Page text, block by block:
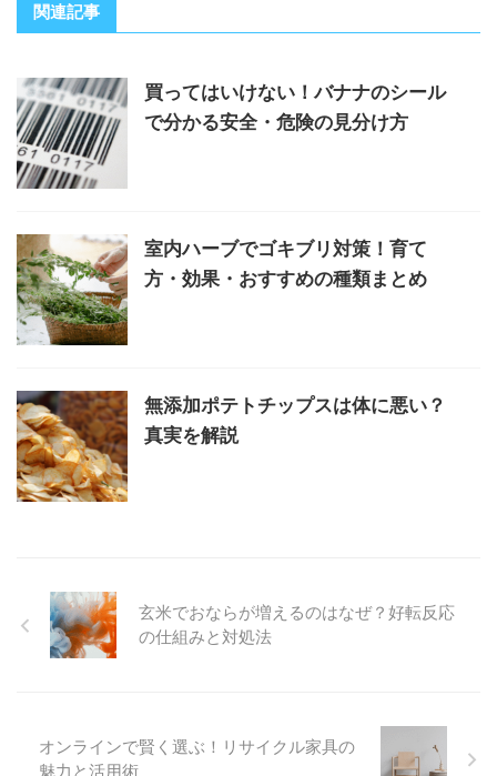
関連記事
買ってはいけない！バナナのシール
で分かる安全・危険の見分け方
室内ハーブでゴキブリ対策！育て
方・効果・おすすめの種類まとめ
無添加ポテトチップスは体に悪い？
真実を解説
玄米でおならが増えるのはなぜ？好転反応
の仕組みと対処法
オンラインで賢く選ぶ！リサイクル家具の
魅力と活用術